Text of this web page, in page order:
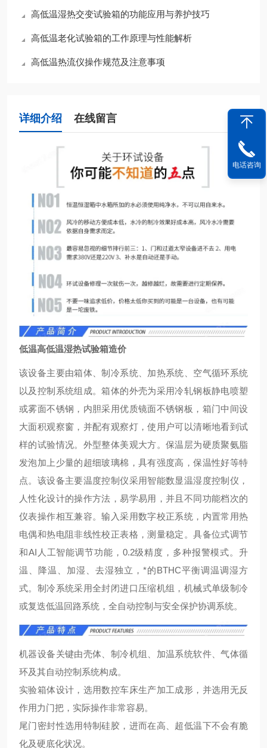
高低温湿热交变试验箱的功能应用与养护技巧
高低温老化试验箱的工作原理与性能解析
高低温热流仪操作规范及注意事项
详细介绍 在线留言
低温高低温湿热试验箱造价
该设备主要由箱体、制冷系统、加热系统、空气循环系统
以及控制系统组成。箱体的外壳为采用冷轧钢板静电喷塑
或雾面不锈钢，内胆采用优质镜面不锈钢板，箱门中间设
大面积观察窗，并配有观察灯，使用户可以清晰地看到试
样的试验情况。外型整体美观大方。保温层为硬质聚氨脂
发泡加上少量的超细玻璃棉，具有强度高，保温性好等特
点。该设备主要温度控制仪采用智能数显温湿度控制仪，
人性化设计的操作方法，易学易用，并且不同功能档次的
仪表操作相互兼容。输入采用数字校正系统，内置常用热
电偶和热电阻非线性校正表格，测量稳定。具备位式调节
和AI人工智能调节功能，0.2级精度，多种报警模式。升
温、降温、加湿、去湿独立，*的BTHC平衡调温调湿方
式。制冷系统采用全封闭进口压缩机组，机械式单级制冷
或复迭低温回路系统，全自动控制与安全保护协调系统。
机器设备关键由壳体、制冷机组、加温系统软件、气体循
环及其自动控制系统构成。
实验箱体设计，选用数控车床生产加工成形，并选用无反
作用力门把，实际操作非常容易。
尾门密封性选用特制硅胶，进而在高、超低温下不会有脆
化及硬底化状况。
电话咨询